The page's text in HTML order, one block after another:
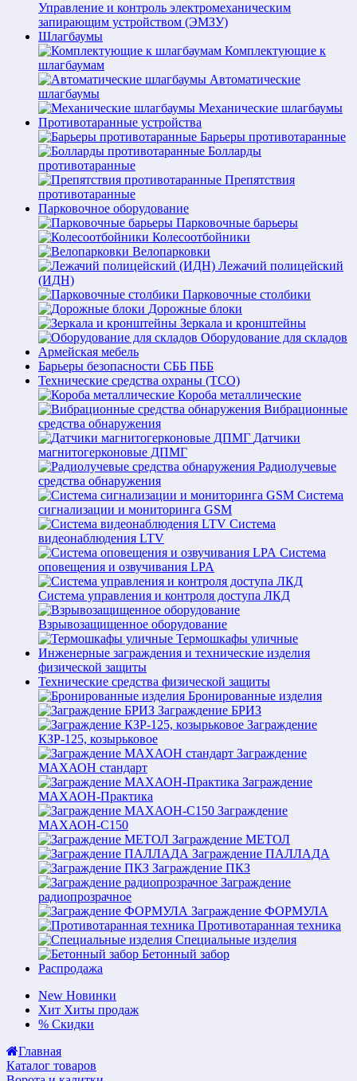
Управление и контроль электромеханическим
запирающим устройством (ЭМЗУ)
Шлагбаумы
Комплектующие к
шлагбаумам
Автоматические
шлагбаумы
Механические шлагбаумы
Противотаранные устройства
Барьеры противотаранные
Болларды
противотаранные
Препятствия
противотаранные
Парковочное оборудование
Парковочные барьеры
Колесоотбойники
Велопарковки
Лежачий полицейский
(ИДН)
Парковочные столбики
Дорожные блоки
Зеркала и кронштейны
Оборудование для складов
Армейская мебель
Барьеры безопасности СББ ПББ
Технические средства охраны (ТСО)
Короба металлические
Вибрационные
средства обнаружения
Датчики
магнитогерконовые ДПМГ
Радиолучевые
средства обнаружения
Система
сигнализации и мониторинга GSM
Система
видеонаблюдения LTV
Система
оповещения и озвучивания LPA
Система управления и контроля доступа ЛКД
Взрывозащищенное оборудование
Термошкафы уличные
Инженерные заграждения и технические изделия
физической защиты
Технические средства физической защиты
Бронированные изделия
Заграждение БРИЗ
Заграждение
КЗР-125, козырьковое
Заграждение
МАХАОН стандарт
Заграждение
МАХАОН-Практика
Заграждение
МАХАОН-С150
Заграждение МЕТОЛ
Заграждение ПАЛЛАДА
Заграждение ПКЗ
Заграждение
радиопрозрачное
Заграждение ФОРМУЛА
Противотаранная техника
Специальные изделия
Бетонный забор
Распродажа
New Новинки
Хит Хиты продаж
% Скидки
Главная
Каталог товаров